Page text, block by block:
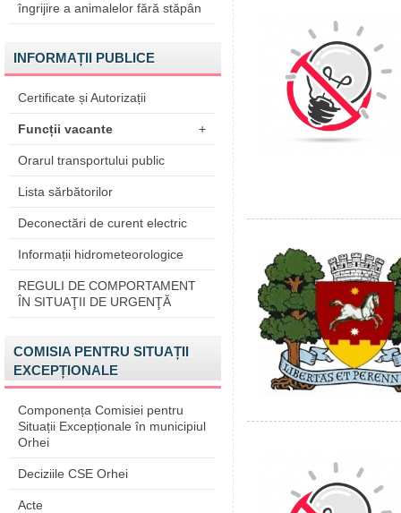
îngrijire a animalelor fără stăpân
INFORMAȚII PUBLICE
Certificate și Autorizații
Funcții vacante +
Orarul transportului public
Lista sărbătorilor
Deconectări de curent electric
Informații hidrometeorologice
REGULI DE COMPORTAMENT
ÎN SITUAŢII DE URGENŢĂ
COMISIA PENTRU SITUAȚII
EXCEPȚIONALE
Componența Comisiei pentru
Situații Excepționale în municipiul
Orhei
Deciziile CSE Orhei
Acte